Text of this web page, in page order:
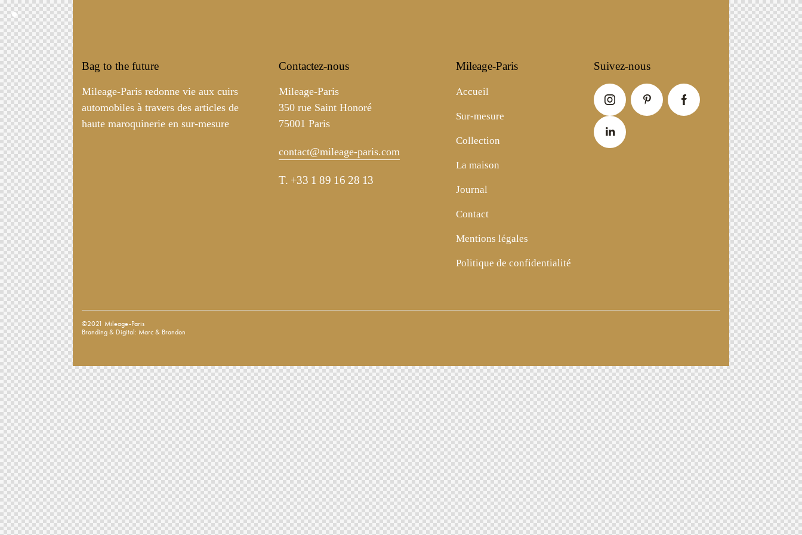
Bag to the future
Mileage-Paris redonne vie aux cuirs
automobiles à travers des articles de
haute maroquinerie en sur-mesure
Contactez-nous
Mileage-Paris
350 rue Saint Honoré
75001 Paris
contact@mileage-paris.com
T. +33 1 89 16 28 13
Mileage-Paris
Accueil
Sur-mesure
Collection
La maison
Journal
Contact
Mentions légales
Politique de confidentialité
Suivez-nous
©2021 Mileage-Paris
Branding & Digital: Marc & Brandon